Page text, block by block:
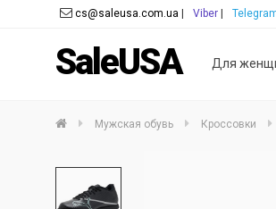
SaleUSA Для
cs@saleusa.com.ua Viber
Мужская обувь Кроссовки